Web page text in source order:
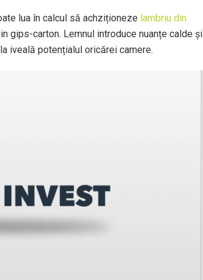
lua în calcul să achziționeze lambriu din
gips-carton. Lemnul introduce nuanțe calde și
iveală potențialul oricărei camere.